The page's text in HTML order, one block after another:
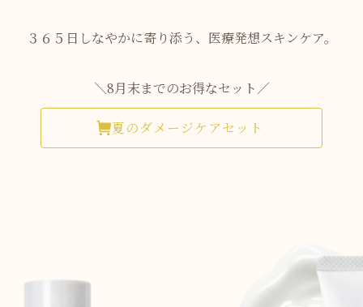
３６５日しなやかに寄り添う、医療発想スキンケア。
＼8月末までのお得なセット／
夏のダメージケアセット